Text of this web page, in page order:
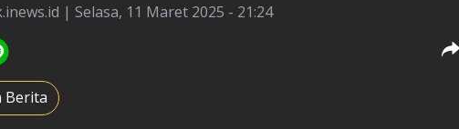
| Selasa, 11 Maret 2025 - 21:24
Berita